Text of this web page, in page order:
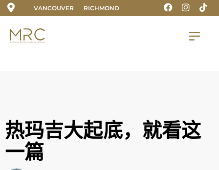
VANCOUVER RICHMOND
热玛吉大起底，就看这
一篇